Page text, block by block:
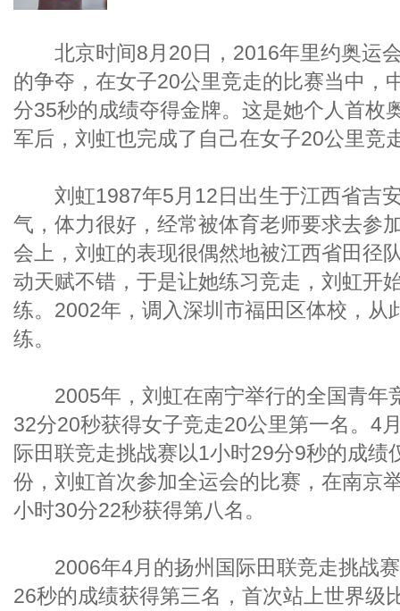
北京时间8月20日，2016年里约奥运
的争夺，在女子20公里竞走的比赛当中，
分35秒的成绩夺得金牌。这是她个人首枚
军后，刘虹也完成了自己在女子20公里竞
刘虹1987年5月12日出生于江西省吉
气，体力很好，经常被体育老师要求去参
会上，刘虹的表现很偶然地被江西省田径
动天赋不错，于是让她练习竞走，刘虹开
练。2002年，调入深圳市福田区体校，从
练。
2005年，刘虹在南宁举行的全国青年
32分20秒获得女子竞走20公里第一名。4
际田联竞走挑战赛以1小时29分9秒的成绩
份，刘虹首次参加全运会的比赛，在南京
小时30分22秒获得第八名。
2006年4月的扬州国际田联竞走挑战赛
26秒的成绩获得第三名，首次站上世界级